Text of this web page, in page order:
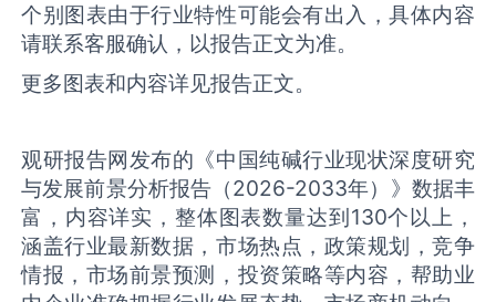
个别图表由于行业特性可能会有出入，具体内容
请联系客服确认，以报告正文为准。
更多图表和内容详见报告正文。
观研报告网发布的《中国纯碱行业现状深度研究
与发展前景分析报告（2026-2033年）》数据丰
富，内容详实，整体图表数量达到130个以上，
涵盖行业最新数据，市场热点，政策规划，竞争
情报，市场前景预测，投资策略等内容，帮助业